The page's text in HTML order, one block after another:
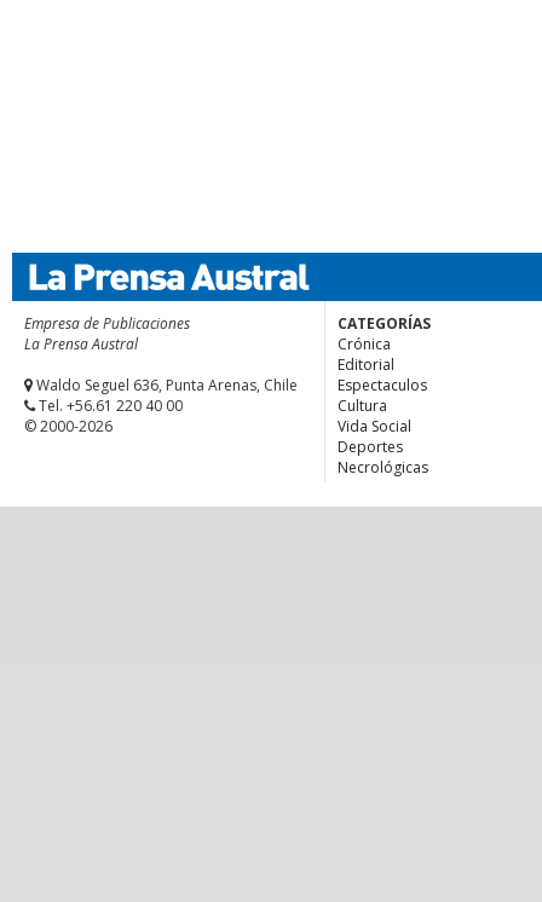
Empresa de Publicaciones
La Prensa Austral
Waldo Seguel 636, Punta Arenas, Chile
Tel. +56.61 220 40 00
© 2000-2026
CATEGORÍAS
Crónica
Editorial
Espectaculos
Cultura
Vida Social
Deportes
Necrológicas